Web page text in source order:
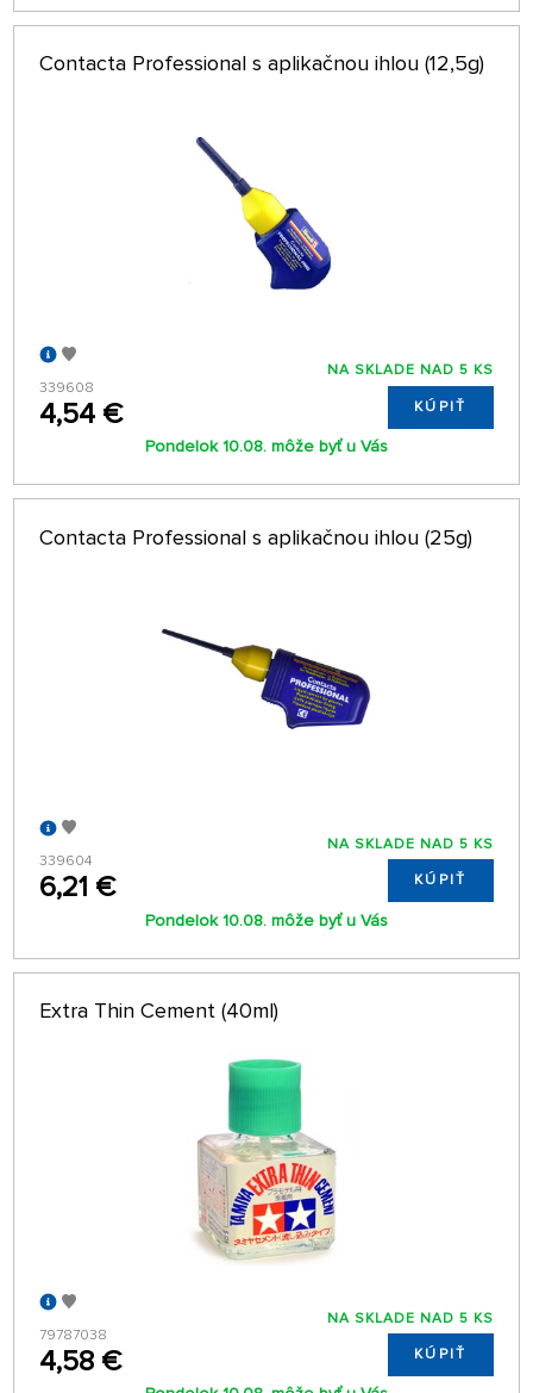
Contacta Professional s aplikačnou ihlou (12,5g)
339608
4,54 €
NA SKLADE NAD 5 KS
KÚPIŤ
Pondelok 10.08. môže byť u Vás
Contacta Professional s aplikačnou ihlou (25g)
339604
6,21 €
NA SKLADE NAD 5 KS
KÚPIŤ
Pondelok 10.08. môže byť u Vás
Extra Thin Cement (40ml)
79787038
4,58 €
NA SKLADE NAD 5 KS
KÚPIŤ